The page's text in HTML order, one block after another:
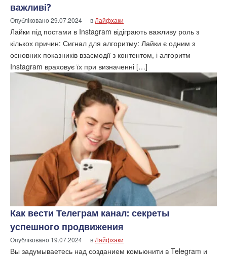
важливі?
Опубліковано29.07.2024 в Лайфхаки
Лайки під постами в Instagram відіграють важливу роль з
кількох причин: Сигнал для алгоритму: Лайки є одним з
основних показників взаємодії з контентом, і алгоритм
Instagram враховує їх при визначенні […]
Как вести Телеграм канал: секреты
успешного продвижения
Опубліковано 19.07.2024 в Лайфхаки
Вы задумываетесь над созданием комьюнити в Telegram и